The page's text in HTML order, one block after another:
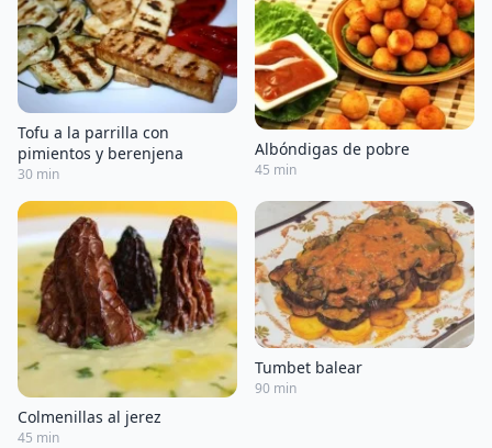
Tofu a la parrilla con
pimientos y berenjena
30 min
Albóndigas de pobre
45 min
Colmenillas al jerez
45 min
Tumbet balear
90 min